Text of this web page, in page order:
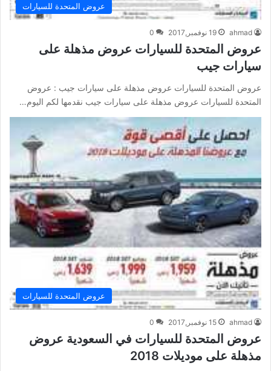
عروض المتحدة للسيارات
ahmad 19 نوفمبر,2017 0
عروض المتحدة للسيارات عروض مذهلة على
سيارات جيب
عروض المتحدة للسيارات عروض مذهلة على سيارات جيب : عروض
المتحدة للسيارات عروض مذهلة على سيارات جيب نقدمها لكم اليوم…
عروض المتحدة للسيارات
ahmad 15 نوفمبر,2017 0
عروض المتحدة للسيارات في السعودية عروض
مذهلة على موديلات 2018